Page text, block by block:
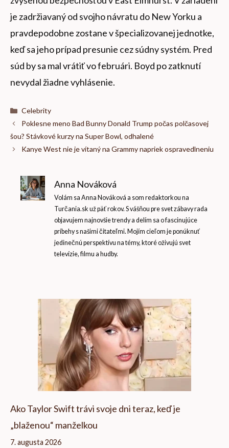
je zadržiavaný od svojho návratu do New Yorku a
pravdepodobne zostane v špecializovanej jednotke,
keď sa jeho prípad presunie cez súdny systém. Pred
súd by sa mal vrátiť vo februári. Boyd po zatknutí
nevydal žiadne vyhlásenie.
Kategórie
Celebrity
Poklesne meno Bad Bunny Donald Trump počas polčasovej
šou? Stávkové kurzy na Super Bowl, odhalené
Kanye West nie je vítaný na Grammy napriek ospravedlneniu
Anna Nováková
Volám sa Anna Nováková a som redaktorkou na
Turčania.sk už päť rokov. S vášňou pre svet zábavy rada
objavujem najnovšie trendy a delím sa o fascinujúce
príbehy s našimi čitateľmi. Mojím cieľom je ponúknuť
jedinečnú perspektívu na témy, ktoré oživujú svet
televízie, filmu a hudby.
Ako Taylor Swift trávi svoje dni teraz, keď je
„blaženou“ manželkou
7. augusta 2026